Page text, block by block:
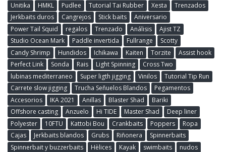
Unitika
HMKL Pudlee Tutorial Tai Rubber Xesta
Trenzados
Jerkbaits duros
Cangrejos Stick baits
Aniversario
Power Tail Squid
regalos Trenzado Análisis
Ajist TZ
Studio Ocean Mark
Paddle invertida Fullrange
Scotty
Candy Shrimp
Hundidos Ichikawa Kaiten Torzite
Assist hook
Perfect Link
Sonda Rais Light Spinning
Cross Two
lubinas mediterraneo
Super ligth jigging Vinilos
Tutorial Tip Run
Carrete slow jigging
Trucha Señuelos Blandos
Pegamentos
Accesorios
IKA 2021 Anillas Blaster Shad
Bariki
Offshore casting
Anzuelo Hi TIDE Master Shad
Deep liner
Polyester
10FTU Kattobi Bou Crankbaits Poppers
Ropa
Cajas
Jerkbaits blandos Grubs Riñonera
Spinnerbaits
Spinnerbait y buzzerbaits
Hèlices Kayak swimbaits
nudos